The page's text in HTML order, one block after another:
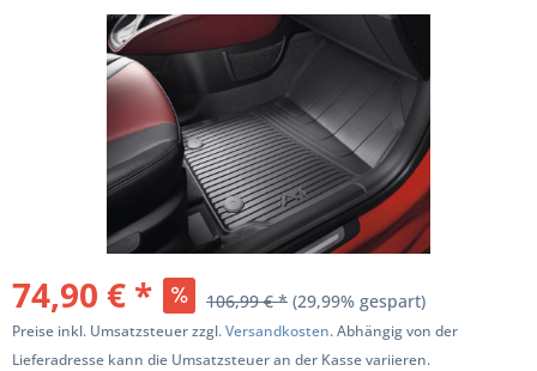
74,90 € * 106,99 € * (29,99% gespart)
Preise inkl. Umsatzsteuer zzgl.Versandkosten. Abhängig von der
Lieferadresse kann die Umsatzsteuer an der Kasse variieren.